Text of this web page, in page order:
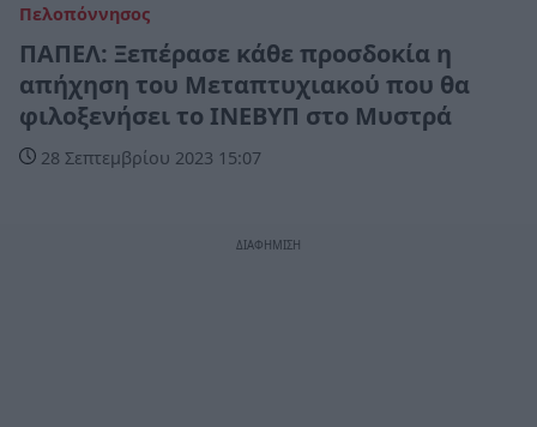
Πελοπόννησος
ΠΑΠΕΛ: Ξεπέρασε κάθε προσδοκία η
απήχηση του Μεταπτυχιακού που θα
φιλοξενήσει το ΙΝΕΒΥΠ στο Μυστρά
28 Σεπτεμβρίου 2023 15:07